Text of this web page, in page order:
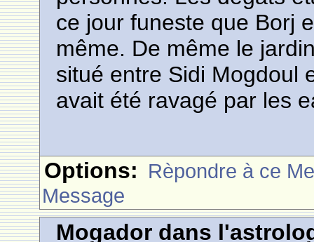
ce jour funeste que Borj
même. De même le
situé entre Sidi Mogdoul
avait été ravagé par les
Options: Rèpondre à ce
Message
Mogador dans